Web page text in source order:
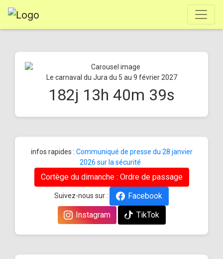
Le carnaval du Jura du 5 au 9 février 2027
182j 13h 40m 39s
infos rapides : Communiqué de presse du 28 janvier
2026 sur la sécurité
Cortège du dimanche : Ordre de passage
Suivez-nous sur :
Facebook
Instagram
TikTok